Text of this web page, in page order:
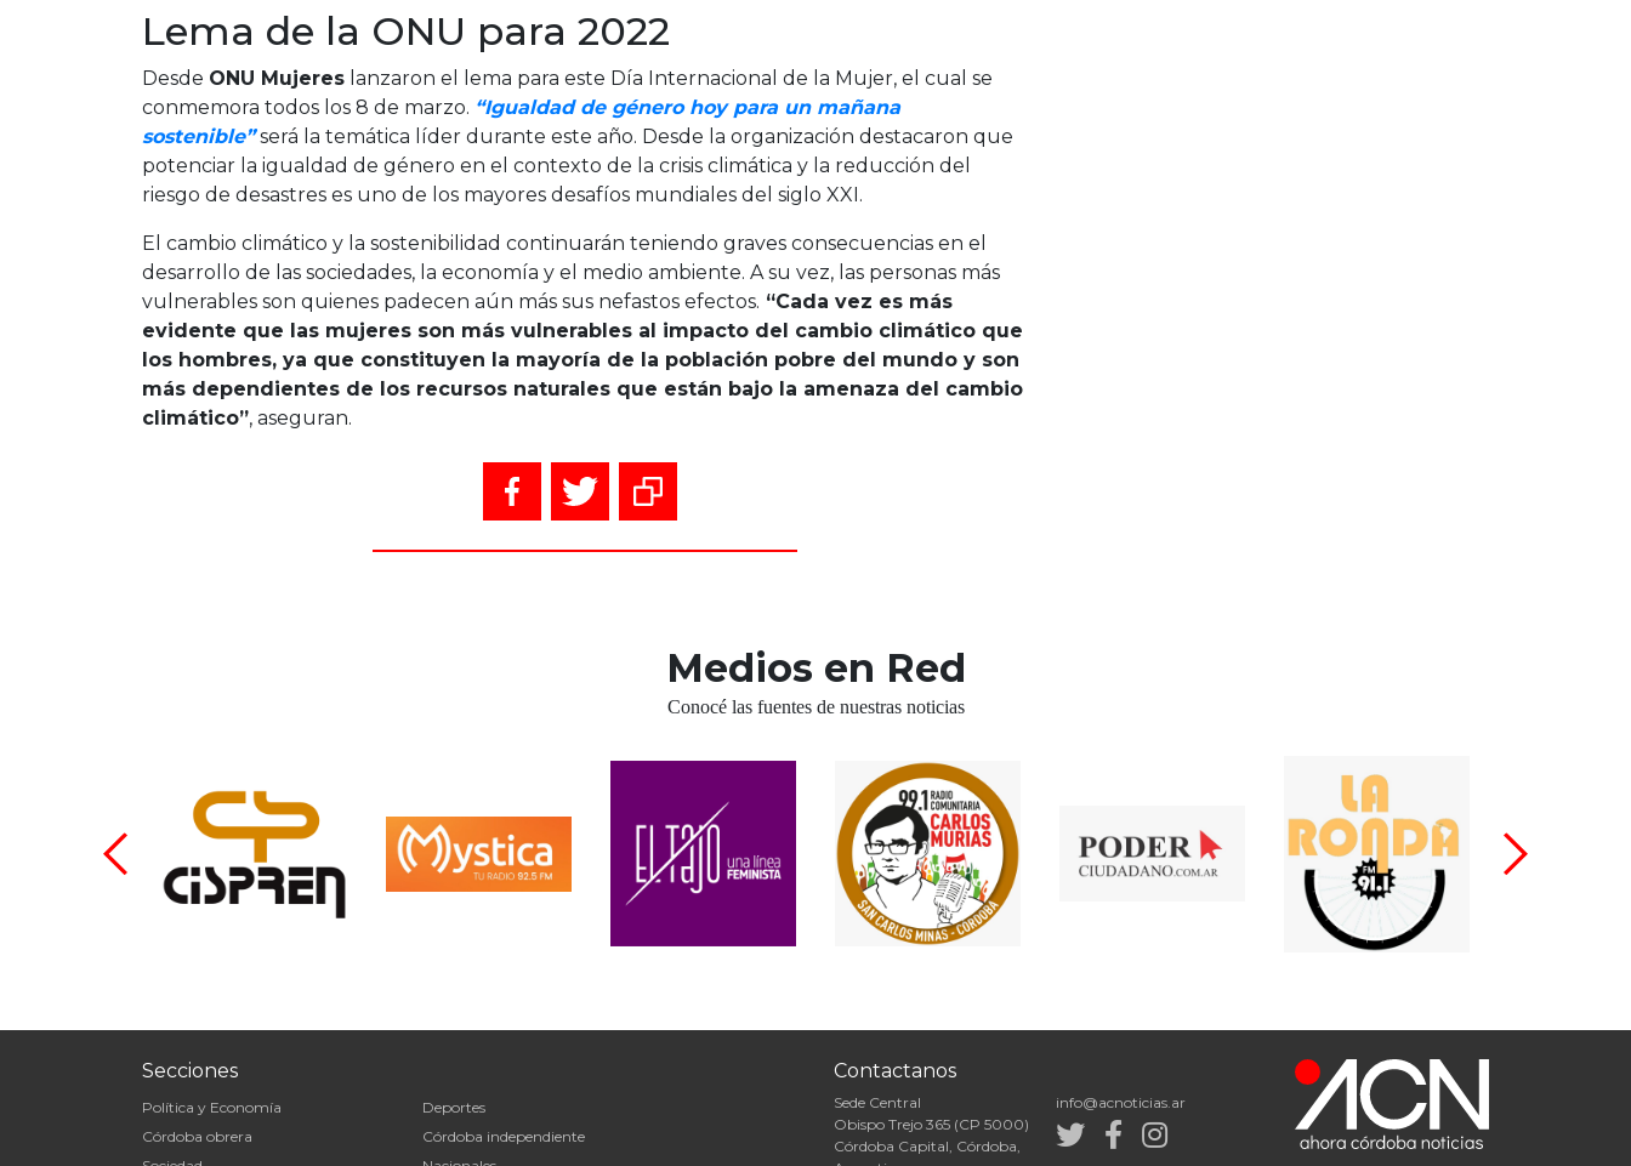
Lema de la ONU para 2022
Desde ONU Mujeres lanzaron el lema para este Día Internacional de la Mujer, el cual se
conmemora todos los 8 de marzo. “Igualdad de género hoy para un mañana
sostenible” será la temática líder durante este año. Desde la organización destacaron que
potenciar la igualdad de género en el contexto de la crisis climática y la reducción del
riesgo de desastres es uno de los mayores desafíos mundiales del siglo XXI.
El cambio climático y la sostenibilidad continuarán teniendo graves consecuencias en el
desarrollo de las sociedades, la economía y el medio ambiente. A su vez, las personas más
vulnerables son quienes padecen aún más sus nefastos efectos. “Cada vez es más
evidente que las mujeres son más vulnerables al impacto del cambio climático que
los hombres, ya que constituyen la mayoría de la población pobre del mundo y son
más dependientes de los recursos naturales que están bajo la amenaza del cambio
climático”, aseguran.
Medios en Red
Conocé las fuentes de nuestras noticias
Secciones
Política y Economía
Córdoba obrera
Deportes
Córdoba independiente
Contactanos
Sede Central
Obispo Trejo 365 (CP 5000)
Córdoba Capital, Córdoba,
info@acnoticias.ar